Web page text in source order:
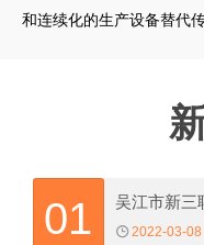
和连续化的生产设备替代
01 吴江市新三
2022-03-08